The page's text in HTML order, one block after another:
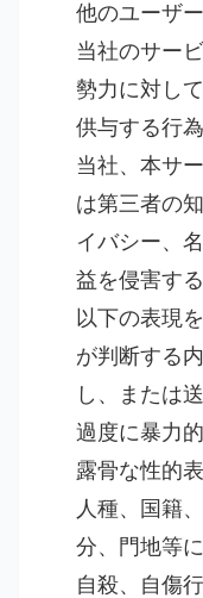
他のユーザ
当社のサー
勢力に対し
供与する行為
当社、本サ
は第三者の
イバシー、
益を侵害す
以下の表現
が判断する
し、または
過度に暴力
露骨な性的
人種、国籍
分、門地等
自殺、自傷